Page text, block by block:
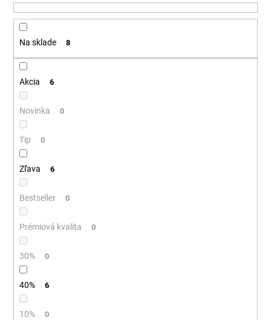
u
k
Na sklade 8
Akcia 6
Novinka 0
Tip 0
Zľava 6
Bestseller 0
Prémiová kvalita 0
30% 0
40% 6
10% 0
á
ť
O
m